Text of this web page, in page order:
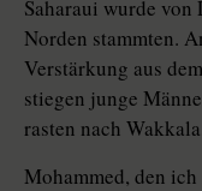
Saharaui wurde von
Norden stammten.
Verstärkung aus
stiegen junge
rasten nach
Mohammed, den